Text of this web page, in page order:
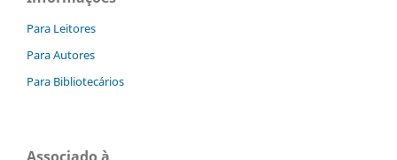
Para Leitores
Para Autores
Para Bibliotecários